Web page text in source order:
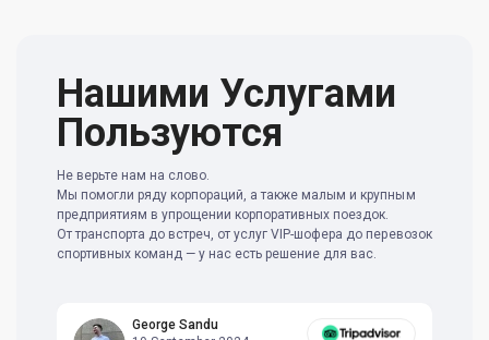
Нашими Услугами
Пользуются
Не верьте нам на слово.
Мы помогли ряду корпораций, а также малым и крупным
предприятиям в упрощении корпоративных поездок.
От транспорта до встреч, от услуг VIP-шофера до перевозок
спортивных команд — у нас есть решение для вас.
George Sandu